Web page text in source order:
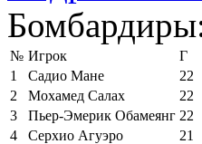
№ Игрок
Г
1
Садио Мане
22
2
Мохамед Салах
22
3
Пьер-Эмерик Обамеянг 22
4
Серхио Агуэро
21